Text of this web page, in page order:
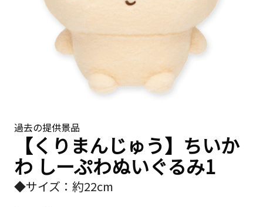
過去の提供景品
【くりまんじゅう】ちいか
わ しーぷわぬいぐるみ1
◆サイズ：約22cm